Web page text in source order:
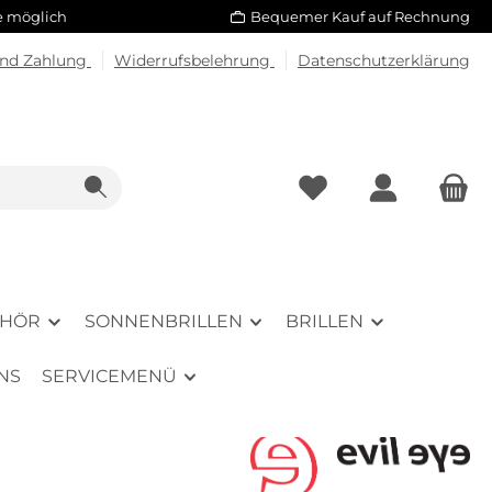
möglich Bequemer Kauf auf Rechnung
Zahlung Widerrufsbelehrung Datenschutzerklärung
SONNENBRILLEN BRILLEN
SERVICEMENÜ